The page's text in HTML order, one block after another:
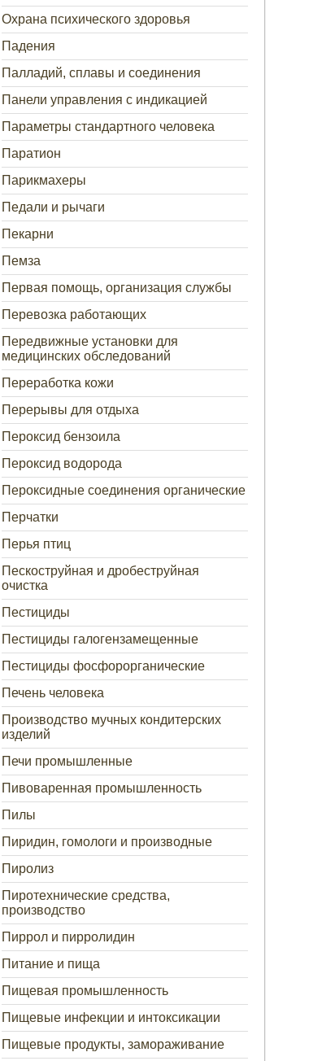
Охрана психического здоровья
Падения
Палладий, сплавы и соединения
Панели управления с индикацией
Параметры стандартного человека
Паратион
Парикмахеры
Педали и рычаги
Пекарни
Пемза
Первая помощь, организация службы
Перевозка работающих
Передвижные установки для
медицинских обследований
Переработка кожи
Перерывы для отдыха
Пероксид бензоила
Пероксид водорода
Пероксидные соединения органические
Перчатки
Перья птиц
Пескоструйная и дробеструйная
очистка
Пестициды
Пестициды галогензамещенные
Пестициды фосфорорганические
Печень человека
Производство мучных кондитерских
изделий
Печи промышленные
Пивоваренная промышленность
Пилы
Пиридин, гомологи и производные
Пиролиз
Пиротехнические средства,
производство
Пиррол и пирролидин
Питание и пища
Пищевая промышленность
Пищевые инфекции и интоксикации
Пищевые продукты, замораживание